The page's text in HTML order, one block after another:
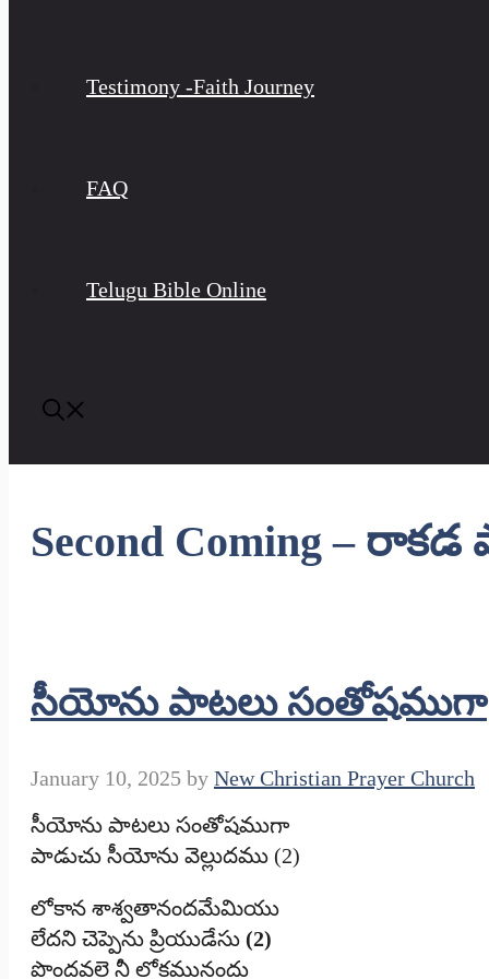
Testimony -Faith Journey
FAQ
Telugu Bible Online
Second Coming –
సీయోను పాటలు సంతోషముగా
January 10, 2025 by New Christian Prayer Church
సీయోను పాటలు సంతోషముగా
పాడుచు సీయోను వెల్లుదము (2)
లోకాన శాశ్వతానందమేమియు
లేదని చెప్పెను ప్రియుడేసు (2)
పొందవలె నీ లోకమునందు